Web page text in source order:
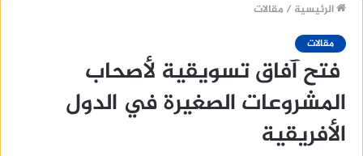
الرئيسية / مقالات
مقالات
فتح آفاق تسويقية لأصحاب
المشروعات الصغيرة في الدول
الأفريقية